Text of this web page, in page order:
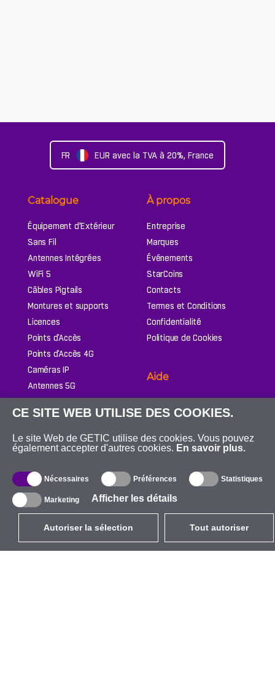
CE SITE WEB UTILISE DES COOKIES.
Le site Web de GETIC utilise des cookies. Vous pouvez
également accepter d'autres cookies. En savoir plus.
Nécessaires Préférences Statistiques
Marketing Afficher les détails
Autoriser la sélection Tout autoriser
FR EUR avec la TVA à 20%,France
Catalogue
Équipement d’Extérieur
Sans Fil
Antennes Intégrées
WiFi 5
Câbles Pigtails
Montures et supports
Licences
Points d'Accès
Points d'Accès 4G
Caméras IP
Antennes 5G
Produits LoRa
Bornes de recharge EV
À propos
Entreprise
Marques
Événements
StarCoins
Contacts
Termes et Conditions
Confidentialité
Politique de Cookies
Aide
Livraison
Garantie et Retours